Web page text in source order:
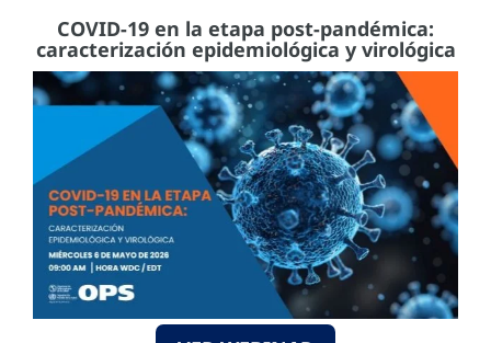
COVID-19 en la etapa post-pandémica:
caracterización epidemiológica y virológica